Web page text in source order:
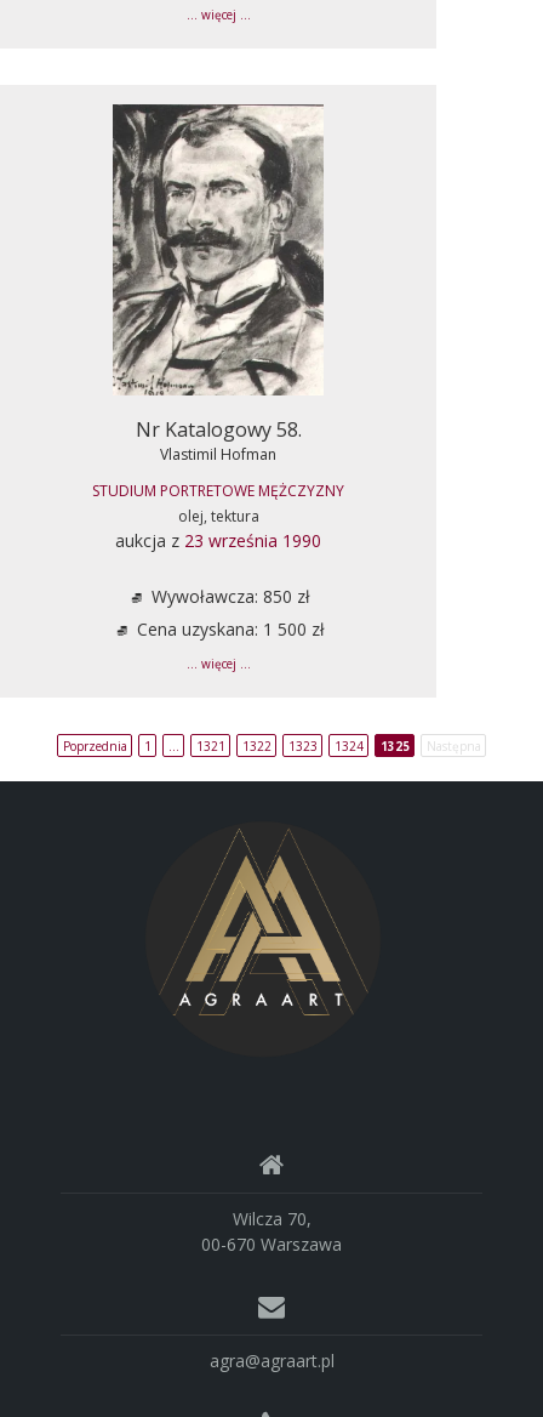
... więcej ...
Nr Katalogowy 58.
Vlastimil Hofman
STUDIUM PORTRETOWE MĘŻCZYZNY
olej, tektura
aukcja z 23 września 1990
Wywoławcza: 850 zł
Cena uzyskana: 1 500 zł
... więcej ...
Poprzednia 1 1321 1322 1323 1324 1325 Następna
Wilcza 70,
00-670 Warszawa
agra@agraart.pl